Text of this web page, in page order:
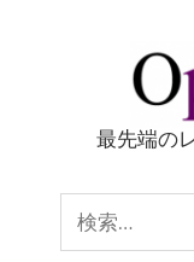
Optinews
最先端の
索: